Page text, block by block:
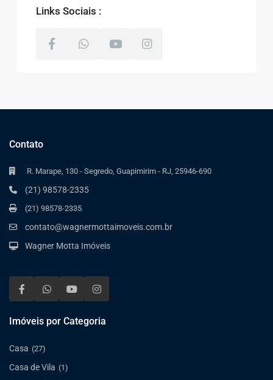
Links Sociais :
Contato
R. Marape, 130 - Segredo, Guapimirim - RJ, 25946-690
(21) 98578-2335
(21) 98578-2335
contato@wagnermottaimoveis.com.br
Wagner Motta Imóveis
Imóveis por Categoria
Casa (27)
Casa de Vila (1)